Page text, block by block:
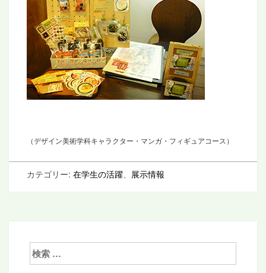
（デザイン美術学科キャラクター・マンガ・フィギュアコース）
カテゴリー: 在学生の活躍 展示情報
検
索: